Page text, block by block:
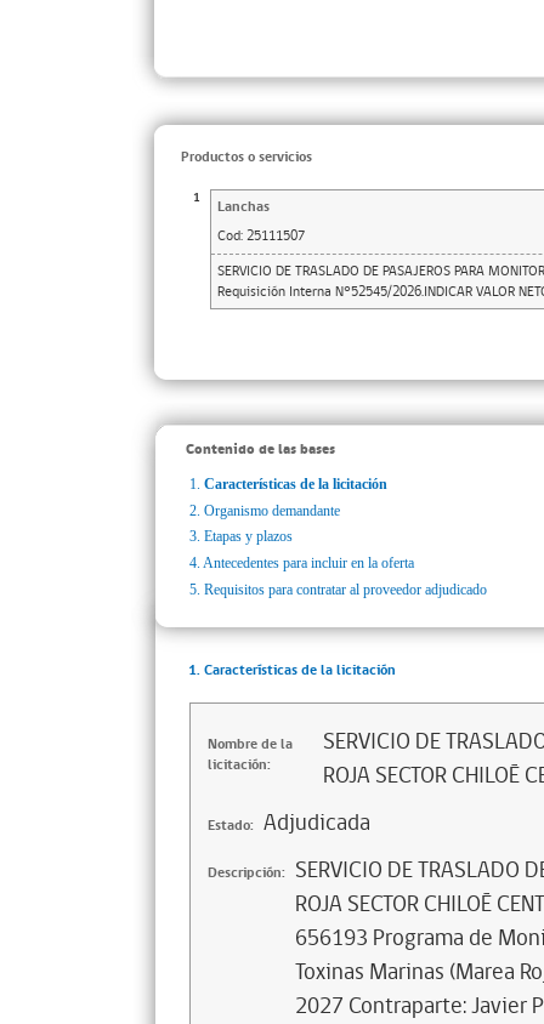
Productos o servicios
1
Lanchas
Cod: 25111507
SERVICIO DE TRASLADO DE PASAJEROS PARA
Requisición Interna N°52545/2026.INDICAR VALOR
Contenido de las bases
1. Características de la licitación
2. Organismo demandante
3. Etapas y plazos
4. Antecedentes para incluir en la oferta
5. Requisitos para contratar al proveedor adjudicado
1. Características de la licitación
Nombre de la
licitación:
SERVICIO DE
ROJA SECTOR CHILOÉ
Estado: Adjudicada
Descripción: SERVICIO DE TRASLADO
ROJA SECTOR CHILOÉ
656193 Programa de
Toxinas Marinas (Marea
2027 Contraparte: Javier